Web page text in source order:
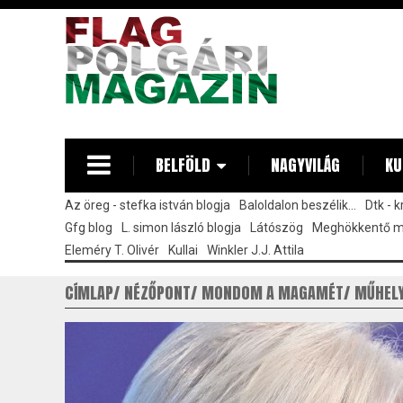
BELFÖLD NAGYVILÁG
Az öreg - stefka istván blogja Baloldalon beszélik...
Dtk -
Gfg blog
L. simon lászló blogja Látószög
Meghökkentő
Eleméry T. Olivér
Kullai Winkler J.J. Attila
CÍMLAP NÉZŐPONT MONDOM A MAGAMÉT